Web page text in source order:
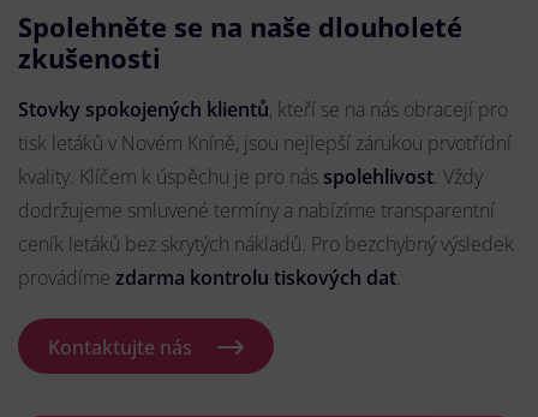
Spolehněte se na naše dlouholeté
zkušenosti
Stovky spokojených klientů, kteří se na nás obracejí pro
tisk letáků v Novém Kníně, jsou nejlepší zárukou prvotřídní
kvality. Klíčem k úspěchu je pro nás spolehlivost. Vždy
dodržujeme smluvené termíny a nabízíme transparentní
ceník letáků bez skrytých nákladů. Pro bezchybný výsledek
provádíme zdarma kontrolu tiskových dat.
Kontaktujte nás